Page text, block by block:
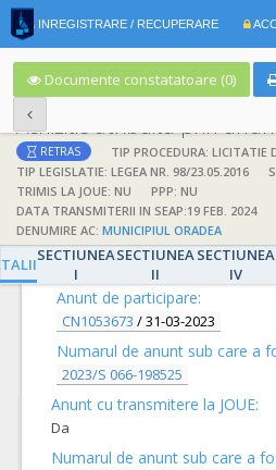
INREGISTRARE / RECUPERARE
Documente constatatoare (0)
RETRAS
TIP PROCEDURA: LICITATIE
TIP LEGISLATIE: LEGEA NR. 98/23.05.2016
TRIMIS LA JOUE: NU
PPP: NU
DATA TRANSMITERII IN SEAP:19 FEB. 2024
DENUMIRE AC: MUNICIPIUL ORADEA
SECTIUNEA
I
SECTIUNEA
II
SECTIUNEA
IV
DETALII
Anunt de participare:
CN1053673 /31-03-2023
Numarul de anunt sub care a
2023/S 066-198525
Anunt cu transmitere la JOUE:
Da
Numarul de anunt sub care a